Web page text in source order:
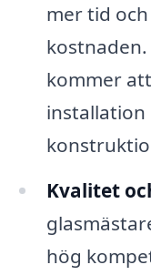
mer tid
kommer
installation
Kvalitet
hög